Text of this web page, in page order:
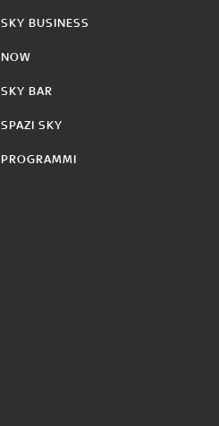
SKY BUSINESS
NOW
SKY BAR
SPAZI SKY
PROGRAMMI